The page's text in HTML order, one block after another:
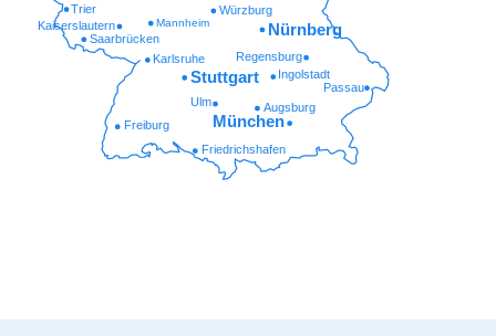
Friedrichshafen
Freiburg
Augsburg
Ulm
Passau
Ingolstadt
Regensburg
Karlsruhe
Saarbrücken
Kaiserslautern Mannheim
Würzburg
Trier
München
Stuttgart
Nürnberg